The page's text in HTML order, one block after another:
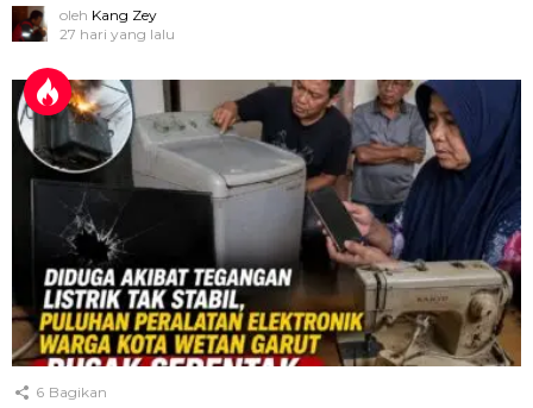
oleh Kang Zey
27 hari yang lalu
6 Bagikan